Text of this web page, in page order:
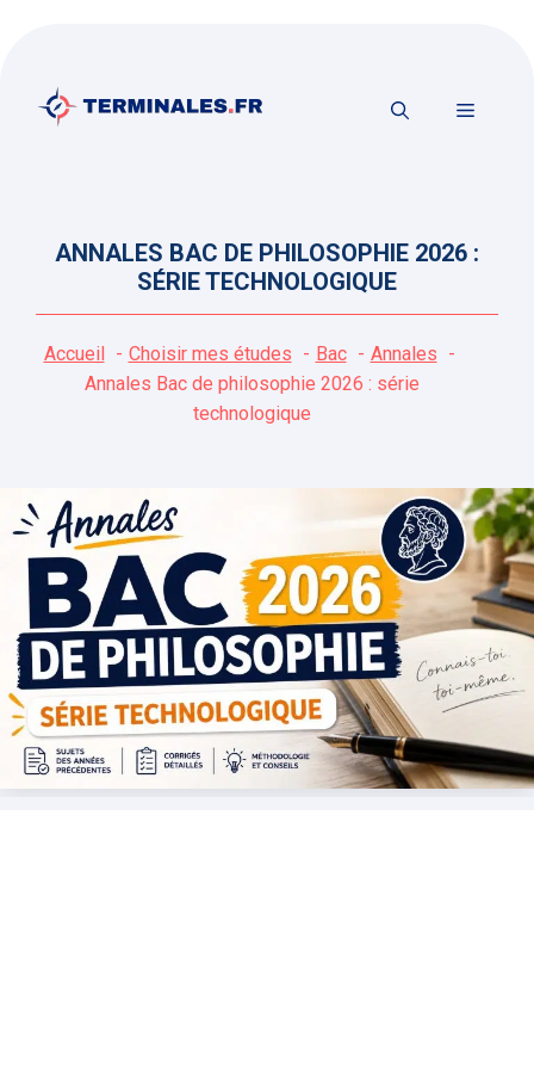
contenu
MENU
ANNALES BAC DE PHILOSOPHIE 2026 :
SÉRIE TECHNOLOGIQUE
Accueil Choisir mes études Bac
Annales
Annales Bac de philosophie 2026 : série
technologique